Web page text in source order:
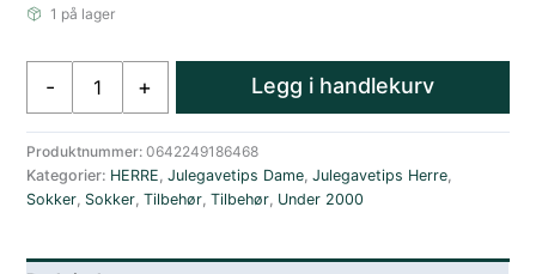
1 på lager
-
Boot
Midweight
Cushion
antall
+ Legg i handlekurv
Produktnummer:0642249186468
Kategorier: HERRE,Julegavetips Dame,Julegavetips Herre,
Sokker, Sokker,Tilbehør,Tilbehør, Under 2000